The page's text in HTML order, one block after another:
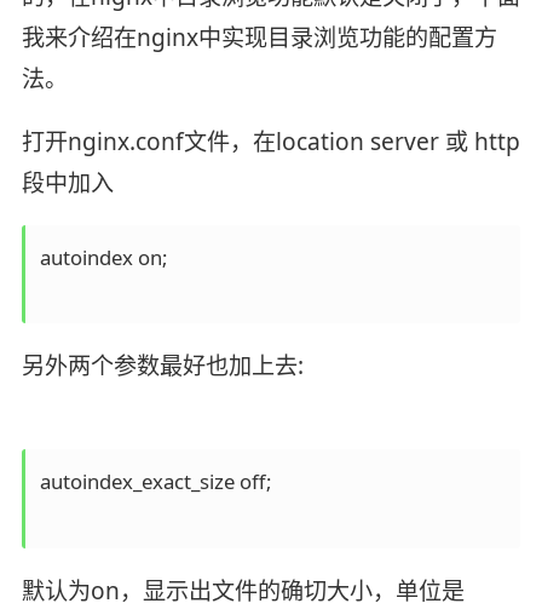
我来介绍在nginx中实现目录浏览功能的配置方
法。
打开nginx.conf文件，在location server 或 http
段中加入
autoindex on;
另外两个参数最好也加上去:
autoindex_exact_size off;
默认为on，显示出文件的确切大小，单位是